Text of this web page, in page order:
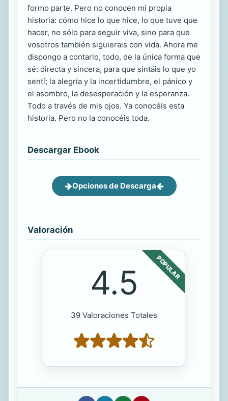
formo parte. Pero no conocen mi propia
historia: cómo hice lo que hice, lo que tuve que
hacer, no sólo para seguir viva, sino para que
vosotros también siguierais con vida. Ahora me
dispongo a contarlo, todo, de la única forma que
sé: directa y sincera, para que sintáis lo que yo
sentí; la alegría y la incertidumbre, el pánico y
el asombro, la desesperación y la esperanza.
Todo a través de mis ojos. Ya conocéis esta
historia. Pero no la conocéis toda.
Descargar Ebook
Opciones de Descarga
Valoración
POPULAR
4.5
39 Valoraciones Totales